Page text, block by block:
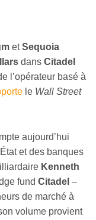
etSequoia
dans Citadel
l’opérateur basé à
le Wall Street
aujourd’hui
et des banques
Kenneth
fund Citadel –
de marché à
volume provient